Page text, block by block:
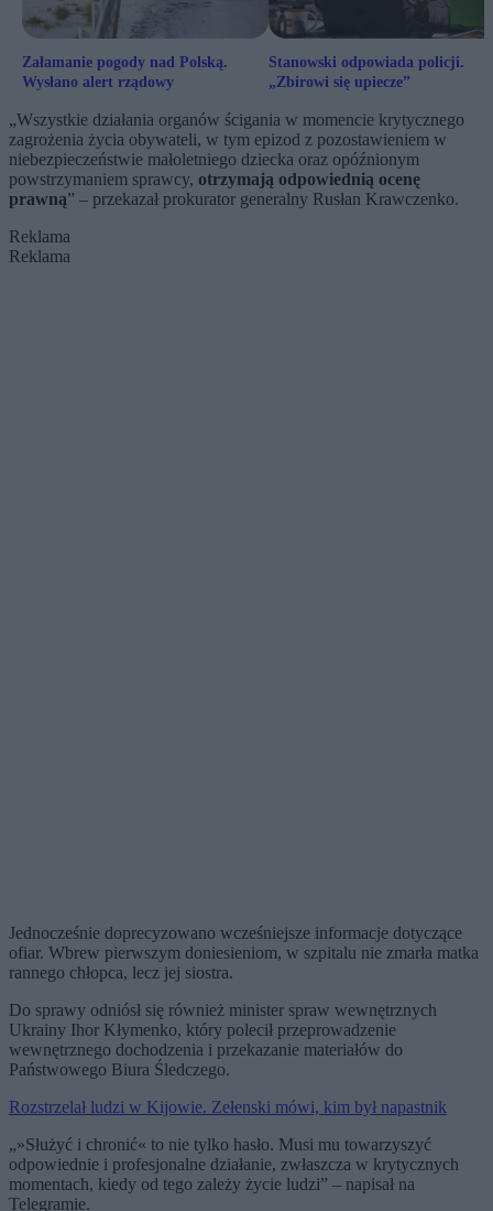
Załamanie pogody nad Polską.
Wysłano alert rządowy
Stanowski odpowiada policji.
„Zbirowi się upiecze”
„Wszystkie działania organów ścigania w momencie krytycznego
zagrożenia życia obywateli, w tym epizod z pozostawieniem w
niebezpieczeństwie małoletniego dziecka oraz opóźnionym
powstrzymaniem sprawcy, otrzymają odpowiednią ocenę
prawną” – przekazał prokurator generalny Rusłan Krawczenko.
Reklama
Reklama
Jednocześnie doprecyzowano wcześniejsze informacje dotyczące
ofiar. Wbrew pierwszym doniesieniom, w szpitalu nie zmarła matka
rannego chłopca, lecz jej siostra.
Do sprawy odniósł się również minister spraw wewnętrznych
Ukrainy Ihor Kłymenko, który polecił przeprowadzenie
wewnętrznego dochodzenia i przekazanie materiałów do
Państwowego Biura Śledczego.
Rozstrzelał ludzi w Kijowie. Zełenski mówi, kim był napastnik
„»Służyć i chronić« to nie tylko hasło. Musi mu towarzyszyć
odpowiednie i profesjonalne działanie, zwłaszcza w krytycznych
momentach, kiedy od tego zależy życie ludzi” – napisał na
Telegramie.